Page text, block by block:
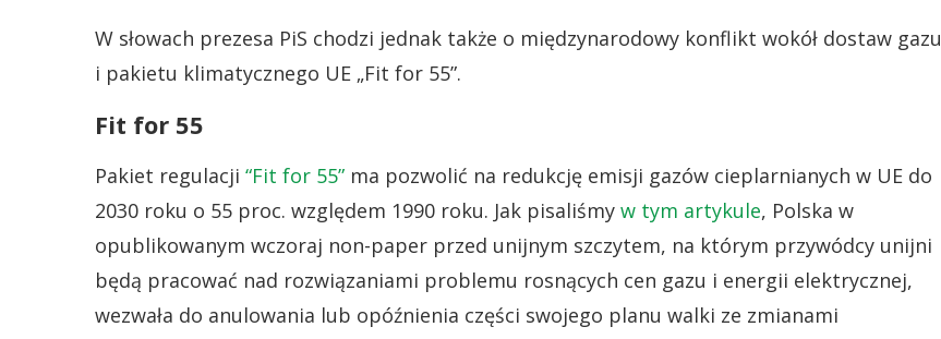
W słowach prezesa PiS chodzi jednak także o międzynarodowy konflikt wokół dostaw gazu
i pakietu klimatycznego UE „Fit for 55”.
Fit for 55
Pakiet regulacji “Fit for 55” ma pozwolić na redukcję emisji gazów cieplarnianych w UE do
2030 roku o 55 proc. względem 1990 roku. Jak pisaliśmy w tym artykule, Polska w
opublikowanym wczoraj non-paper przed unijnym szczytem, na którym przywódcy unijni
będą pracować nad rozwiązaniami problemu rosnących cen gazu i energii elektrycznej,
wezwała do anulowania lub opóźnienia części swojego planu walki ze zmianami